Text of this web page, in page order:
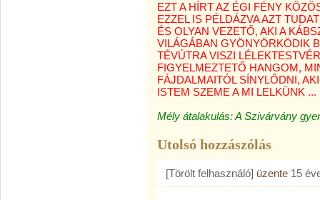
EZT A HÍRT AZ ÉGI FÉNY
EZZEL IS PÉLDÁZVA AZT
ÉS OLYAN VEZETŐ, AKI A
VILÁGÁBAN GYÖNYÖRKÖDIK
TÉVÚTRA VISZI
FIGYELMEZTETŐ HANGOM,
FÁJDALMAITÓL SÍNYLŐDNI,
ISTEM SZEME A MI LELKÜNK ...
Mély átalakulás: A Szivárvány
Utolsó hozzászólás
[Törölt felhasználó] üzente 15